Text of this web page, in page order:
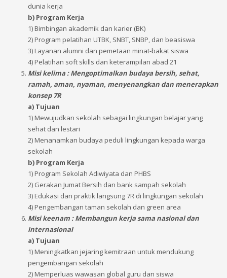
dunia kerja
b) Program Kerja
1) Bimbingan akademik dan karier (BK)
2) Program pelatihan UTBK, SNBT, SNBP, dan beasiswa
3) Layanan alumni dan pemetaan minat-bakat siswa
4) Pelatihan soft skills dan keterampilan abad 21
Misi kelima : Mengoptimalkan budaya bersih, sehat,
ramah, aman, nyaman, menyenangkan dan menerapkan
konsep 7R
a) Tujuan
1) Mewujudkan sekolah sebagai lingkungan belajar yang
sehat dan lestari
2) Menanamkan budaya peduli lingkungan kepada warga
sekolah
b) Program Kerja
1) Program Sekolah Adiwiyata dan PHBS
2) Gerakan Jumat Bersih dan bank sampah sekolah
3) Edukasi dan praktik langsung 7R di lingkungan sekolah
4) Pengembangan taman sekolah dan green area
Misi keenam : Membangun kerja sama nasional dan
internasional
a) Tujuan
1) Meningkatkan jejaring kemitraan untuk mendukung
pengembangan sekolah
2) Memperluas wawasan global guru dan siswa